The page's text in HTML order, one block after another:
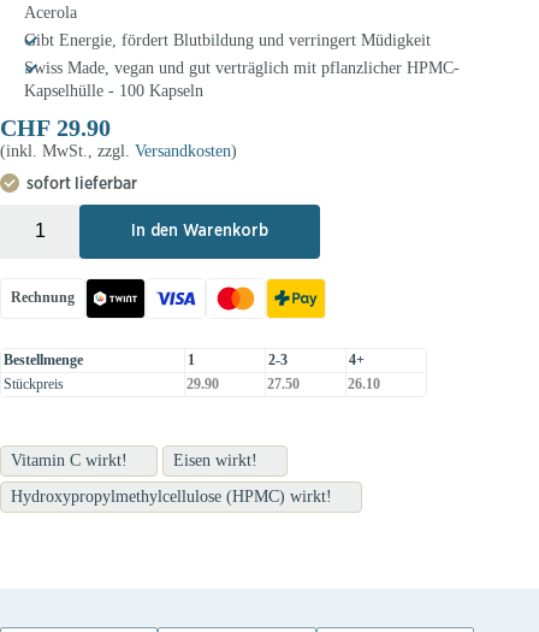
Acerola
Gibt Energie, fördert Blutbildung und verringert Müdigkeit
Swiss Made, vegan und gut verträglich mit pflanzlicher HPMC-
Kapselhülle - 100 Kapseln
CHF 29.90
(inkl. MwSt., zzgl. Versandkosten)
sofort lieferbar
In den Warenkorb
Rechnung
Bestellmenge 1 2-3
4+
Stückpreis
29.90 27.50 26.10
Vitamin C wirkt!
Eisen wirkt!
Hydroxypropylmethylcellulose (HPMC) wirkt!